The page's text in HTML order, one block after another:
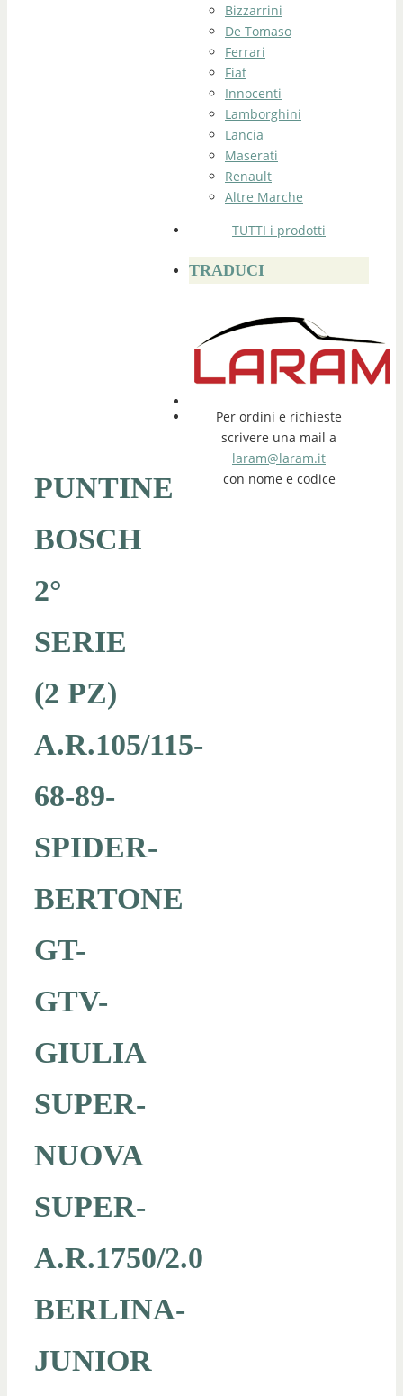
PUNTINE
BOSCH
2°
SERIE
(2 PZ)
A.R.105/115-
68-89-
SPIDER-
BERTONE
GT-
GTV-
GIULIA
SUPER-
NUOVA
SUPER-
A.R.1750/2.0
BERLINA-
JUNIOR
Bizzarrini
De Tomaso
Ferrari
Fiat
Innocenti
Lamborghini
Lancia
Maserati
Renault
Altre Marche
TUTTI i prodotti
TRADUCI
Per ordini e richieste
scrivere una mail a
laram@laram.it
con nome e codice